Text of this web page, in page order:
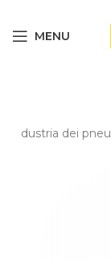
MENU
l'industria dei